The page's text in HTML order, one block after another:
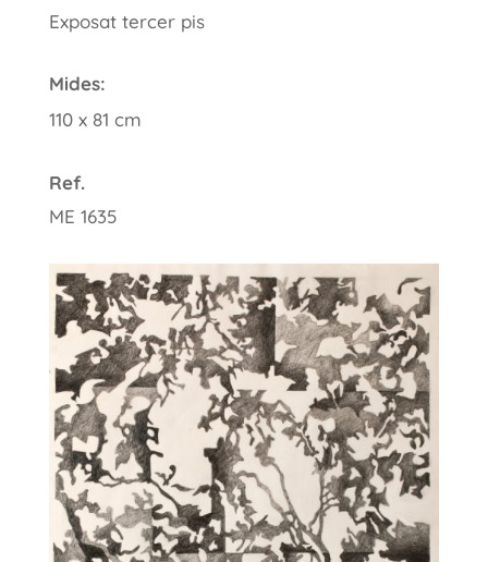
Exposat tercer pis
Mides:
110 x 81 cm
Ref.
ME 1635